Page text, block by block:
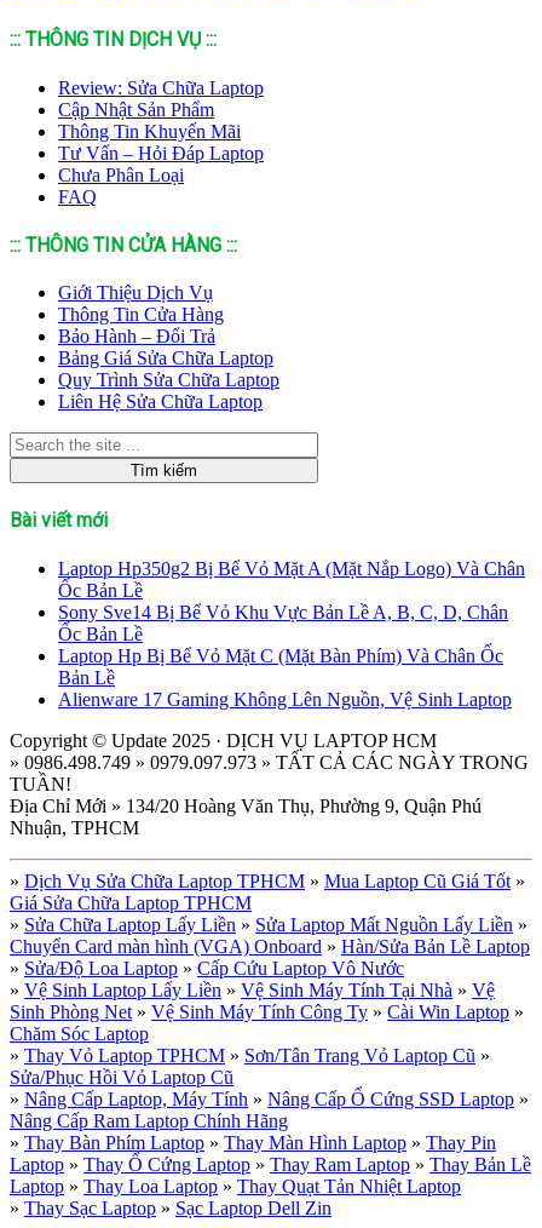
::: THÔNG TIN DỊCH VỤ :::
Review: Sửa Chữa Laptop
Cập Nhật Sản Phẩm
Thông Tin Khuyến Mãi
Tư Vấn – Hỏi Đáp Laptop
Chưa Phân Loại
FAQ
::: THÔNG TIN CỬA HÀNG :::
Giới Thiệu Dịch Vụ
Thông Tin Cửa Hàng
Bảo Hành – Đổi Trả
Bảng Giá Sửa Chữa Laptop
Quy Trình Sửa Chữa Laptop
Liên Hệ Sửa Chữa Laptop
Bài viết mới
Laptop Hp350g2 Bị Bể Vỏ Mặt A (Mặt Nắp Logo) Và Chân
Ốc Bản Lề
Sony Sve14 Bị Bể Vỏ Khu Vực Bản Lề A, B, C, D, Chân
Ốc Bản Lề
Laptop Hp Bị Bể Vỏ Mặt C (Mặt Bàn Phím) Và Chân Ốc
Bản Lề
Alienware 17 Gaming Không Lên Nguồn, Vệ Sinh Laptop
Copyright © Update 2025 · DỊCH VỤ LAPTOP HCM
» 0986.498.749 » 0979.097.973 » TẤT CẢ CÁC NGÀY TRONG
TUẦN!
Địa Chỉ Mới » 134/20 Hoàng Văn Thụ, Phường 9, Quận Phú
Nhuận, TPHCM
» Dịch Vụ Sửa Chữa Laptop TPHCM » Mua Laptop Cũ Giá Tốt »
Giá Sửa Chữa Laptop TPHCM
» Sửa Chữa Laptop Lấy Liền » Sửa Laptop Mất Nguồn Lấy Liền »
Chuyển Card màn hình (VGA) Onboard » Hàn/Sửa Bản Lề Laptop
» Sửa/Độ Loa Laptop » Cấp Cứu Laptop Vô Nước
» Vệ Sinh Laptop Lấy Liền » Vệ Sinh Máy Tính Tại Nhà » Vệ
Sinh Phòng Net » Vệ Sinh Máy Tính Công Ty » Cài Win Laptop »
Chăm Sóc Laptop
» Thay Vỏ Laptop TPHCM » Sơn/Tân Trang Vỏ Laptop Cũ »
Sửa/Phục Hồi Vỏ Laptop Cũ
» Nâng Cấp Laptop, Máy Tính » Nâng Cấp Ổ Cứng SSD Laptop »
Nâng Cấp Ram Laptop Chính Hãng
» Thay Bàn Phím Laptop » Thay Màn Hình Laptop » Thay Pin
Laptop » Thay Ổ Cứng Laptop » Thay Ram Laptop » Thay Bản Lề
Laptop » Thay Loa Laptop » Thay Quạt Tản Nhiệt Laptop
» Thay Sạc Laptop » Sạc Laptop Dell Zin